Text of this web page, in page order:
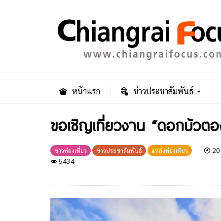
หน้าแรก ข่าวประชาสัมพันธ์
ขอเชิญเที่ยวงาน “ดอกบัวต
ข่าวท่องเที่ยว ข่าวประชาสัมพันธ์ แหล่งท่องเที่ยว
5434